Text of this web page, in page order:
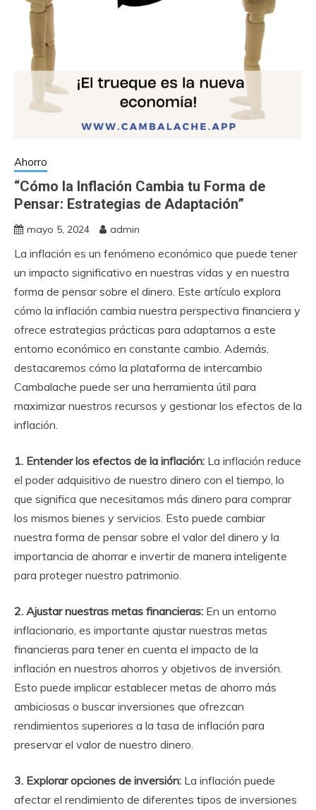
Ahorro
“Cómo la Inflación Cambia tu Forma de
Pensar: Estrategias de Adaptación”
mayo 5, 2024 admin
La inflación es un fenómeno económico que puede tener
un impacto significativo en nuestras vidas y en nuestra
forma de pensar sobre el dinero. Este artículo explora
cómo la inflación cambia nuestra perspectiva financiera y
ofrece estrategias prácticas para adaptarnos a este
entorno económico en constante cambio. Además,
destacaremos cómo la plataforma de intercambio
Cambalache puede ser una herramienta útil para
maximizar nuestros recursos y gestionar los efectos de la
inflación.
1. Entender los efectos de la inflación: La inflación reduce
el poder adquisitivo de nuestro dinero con el tiempo, lo
que significa que necesitamos más dinero para comprar
los mismos bienes y servicios. Esto puede cambiar
nuestra forma de pensar sobre el valor del dinero y la
importancia de ahorrar e invertir de manera inteligente
para proteger nuestro patrimonio.
2. Ajustar nuestras metas financieras: En un entorno
inflacionario, es importante ajustar nuestras metas
financieras para tener en cuenta el impacto de la
inflación en nuestros ahorros y objetivos de inversión.
Esto puede implicar establecer metas de ahorro más
ambiciosas o buscar inversiones que ofrezcan
rendimientos superiores a la tasa de inflación para
preservar el valor de nuestro dinero.
3. Explorar opciones de inversión: La inflación puede
afectar el rendimiento de diferentes tipos de inversiones